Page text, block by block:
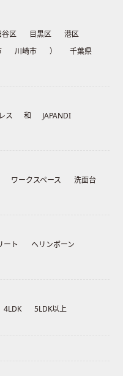
谷区 目黒区
港区
川崎市 ）
千葉県
ス 和
JAPANDI
ワークスペース
洗面台
ート
ヘリンボーン
4LDK 5LDK以上